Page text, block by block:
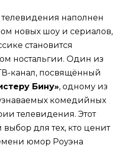
наполнен
новых шоу и сериалов,
становится
ностальгии. Один из
канал, посвящённый
Бину», одному из
комедийных
телевидения. Этот
для тех, кто ценит
юмор Роуэна